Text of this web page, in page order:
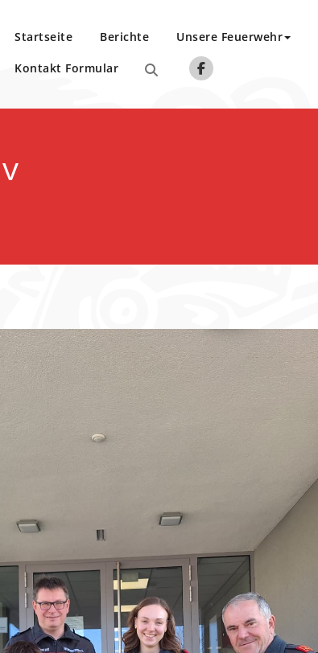
Startseite Berichte Unsere Feuerwehr
Kontakt Formular